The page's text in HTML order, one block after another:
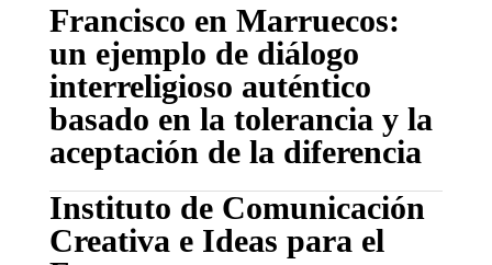
Francisco en Marruecos:
un ejemplo de diálogo
interreligioso auténtico
basado en la tolerancia y la
aceptación de la diferencia
Instituto de Comunicación
Creativa e Ideas para el